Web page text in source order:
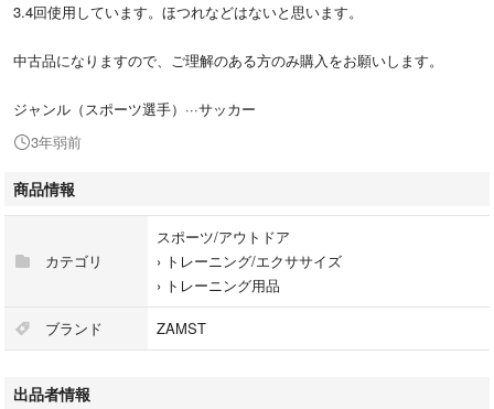
3.4回使用しています。ほつれなどはないと思います。
中古品になりますので、ご理解のある方のみ購入をお願いします。
ジャンル（スポーツ選手）···サッカー
3年弱前
商品情報
カテゴリ
スポーツ/アウトドア
› トレーニング/エクササイズ
› トレーニング用品
ブランド ZAMST
出品者情報